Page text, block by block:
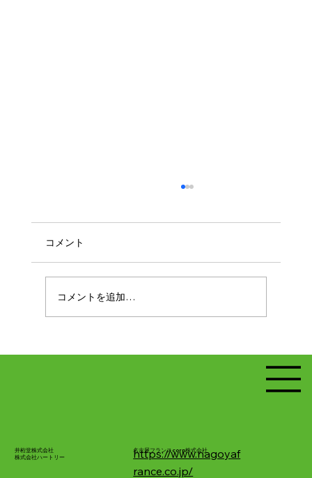
コメント
コメントを追加…
井桁堂株式会社
株式会社ハートリー
名古屋フランスcorp株式会社
https://www.nagoyaf
rance.co.jp/